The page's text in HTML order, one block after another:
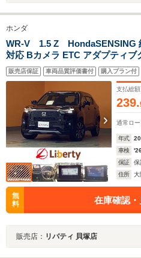
ホンダ
WR-V 1.5 Z HondaSENSING
対応 Bカメラ ETC アダプティブ
巻きステアリング LEDヘッドラ
トキー プッシュスタート 純正ア
販売店保証 車両品質評価書付 購入プラン付
支払総額
239.
通常ロー
年式
車検
保証
保
住所
大
無
料
在庫確認
販売店： リバティ 貝塚店